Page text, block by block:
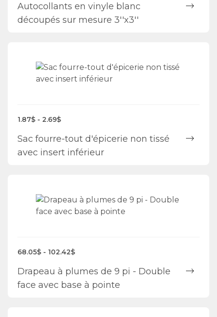
Autocollants en vinyle blanc
découpés sur mesure 3''x3''
1.87$ - 2.69$
Sac fourre-tout d'épicerie non tissé
avec insert inférieur
68.05$ - 102.42$
Drapeau à plumes de 9 pi - Double
face avec base à pointe